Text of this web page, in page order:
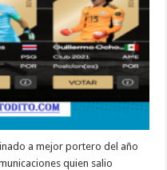
a mejor portero del año
quien salio